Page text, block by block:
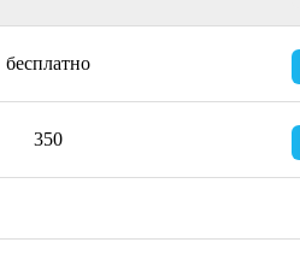
бесплатно
350